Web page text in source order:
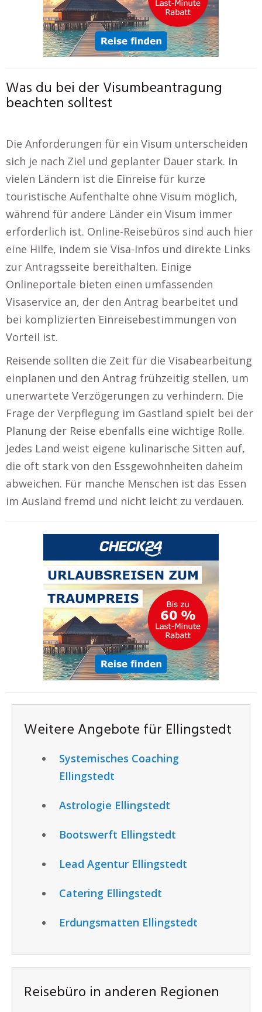
Was du bei der Visumbeantragung
beachten solltest
Die Anforderungen für ein Visum unterscheiden
sich je nach Ziel und geplanter Dauer stark. In
vielen Ländern ist die Einreise für kurze
touristische Aufenthalte ohne Visum möglich,
während für andere Länder ein Visum immer
erforderlich ist. Online-Reisebüros sind auch hier
eine Hilfe, indem sie Visa-Infos und direkte Links
zur Antragsseite bereithalten. Einige
Onlineportale bieten einen umfassenden
Visaservice an, der den Antrag bearbeitet und
bei komplizierten Einreisebestimmungen von
Vorteil ist.
Reisende sollten die Zeit für die Visabearbeitung
einplanen und den Antrag frühzeitig stellen, um
unerwartete Verzögerungen zu verhindern. Die
Frage der Verpflegung im Gastland spielt bei der
Planung der Reise ebenfalls eine wichtige Rolle.
Jedes Land weist eigene kulinarische Sitten auf,
die oft stark von den Essgewohnheiten daheim
abweichen. Für manche Menschen ist das Essen
im Ausland fremd und nicht leicht zu verdauen.
Weitere Angebote für Ellingstedt
Systemisches Coaching
Ellingstedt
Astrologie Ellingstedt
Bootswerft Ellingstedt
Lead Agentur Ellingstedt
Catering Ellingstedt
Erdungsmatten Ellingstedt
Reisebüro in anderen Regionen